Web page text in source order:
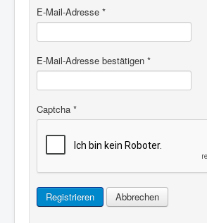
E-Mail-Adresse *
E-Mail-Adresse bestätigen *
Captcha *
Registrieren Abbrechen